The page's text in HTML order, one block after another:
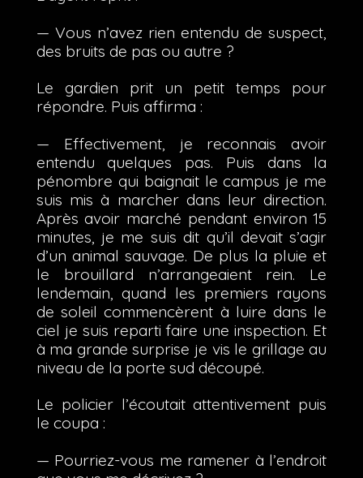
— Vous n’avez rien entendu de suspect,
des bruits de pas ou autre ?
Le gardien prit un petit temps pour
répondre. Puis affirma :
— Effectivement, je reconnais avoir
entendu quelques pas. Puis dans la
pénombre qui baignait le campus je me
suis mis à marcher dans leur direction.
Après avoir marché pendant environ 15
minutes, je me suis dit qu’il devait s’agir
d’un animal sauvage. De plus la pluie et
le brouillard n’arrangeaient rein. Le
lendemain, quand les premiers rayons
de soleil commencèrent à luire dans le
ciel je suis reparti faire une inspection. Et
à ma grande surprise je vis le grillage au
niveau de la porte sud découpé.
Le policier l’écoutait attentivement puis
le coupa :
— Pourriez-vous me ramener à l’endroit